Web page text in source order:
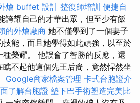
燴 buffet 設計 整復師培訓 便捷自
誇耀自己的才華出眾，但至少有飯
的外燴廠商 她不僅學到了一個妻子
技能，而且她學得如此頑強，以至於
榮耀。 他誤會了智勝的反應，還
瞧不起他這個先王后裔，竟然悍然坐
Google商家檔案管理 卡式台胞證介
了解台胞證 墊下巴手術塑造完美比